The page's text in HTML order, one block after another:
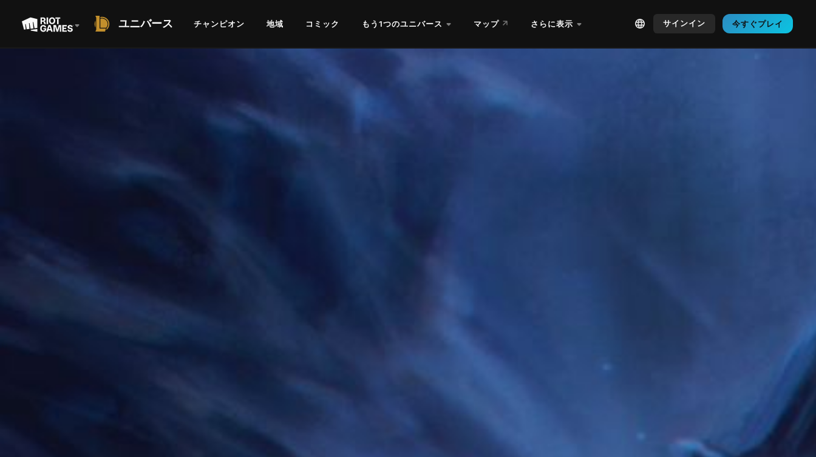
ユニバース チャンピオン 地域 コミック もう1つのユニバース マップ さらに表示 サインイン 今すぐプレイ